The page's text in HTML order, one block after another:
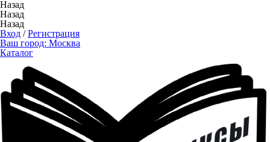
Назад
Назад
Назад
Вход /Регистрация
Ваш город: Москва
Каталог